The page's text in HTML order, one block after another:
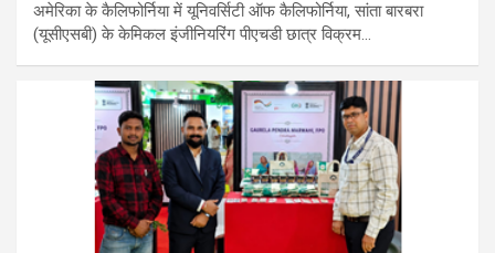
अमेरिका के कैलिफोर्निया में यूनिवर्सिटी ऑफ कैलिफोर्निया, सांता बारबरा
(यूसीएसबी) के केमिकल इंजीनियरिंग पीएचडी छात्र विक्रम…